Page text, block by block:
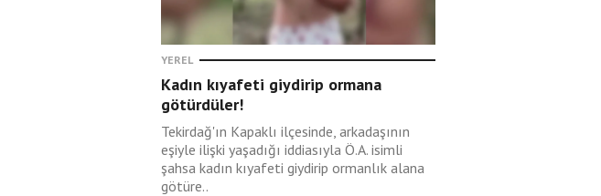
YEREL
Kadın kıyafeti giydirip ormana
götürdüler!
Tekirdağ'ın Kapaklı ilçesinde, arkadaşının
eşiyle ilişki yaşadığı iddiasıyla Ö.A. isimli
şahsa kadın kıyafeti giydirip ormanlık alana
götüre..